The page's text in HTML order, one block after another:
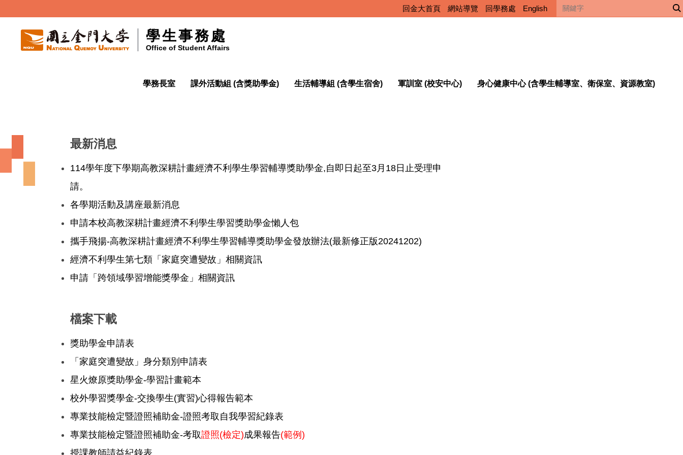
學生事務處
Office of Student Affairs
學務長室 課外活動組 (含獎助學金) 生活輔導組 (含學生宿舍) 軍訓室 (校安中心) 身心健康中心 (含學生輔導室、衛保室、資源教室)
回金大首頁 網站導覽 回學務處 English
最新消息
114學年度下學期高教深耕計畫經濟不利學生學習輔導獎助學金,自即日起至3月18日止受理申
請。
各學期活動及講座最新消息
申請本校高教深耕計畫經濟不利學生學習獎助學金懶人包
攜手飛揚-高教深耕計畫經濟不利學生學習輔導獎助學金發放辦法(最新修正版20241202)
經濟不利學生第七類「家庭突遭變故」相關資訊
申請「跨領域學習增能獎學金」相關資訊
檔案下載
獎助學金申請表
「家庭突遭變故」身分類別申請表
星火燎原獎助學金-學習計畫範本
校外學習獎學金-交換學生(實習)心得報告範本
專業技能檢定暨證照補助金-證照考取自我學習紀錄表
專業技能檢定暨證照補助金-考取證照(檢定)成果報告(範例)
授課教師請益紀錄表